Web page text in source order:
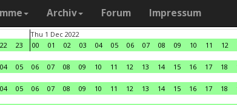
Archiv Forum Impressum
22 23
Thu 1 Dec 2022
00
01 02 03 04 05 06 07 08 09 10 11 12
04 05 06 07 08 09 10 11 12 13 14 15 16 17 18
04 05 06 07 08 09 10 11 12 13 14 15 16 17 18